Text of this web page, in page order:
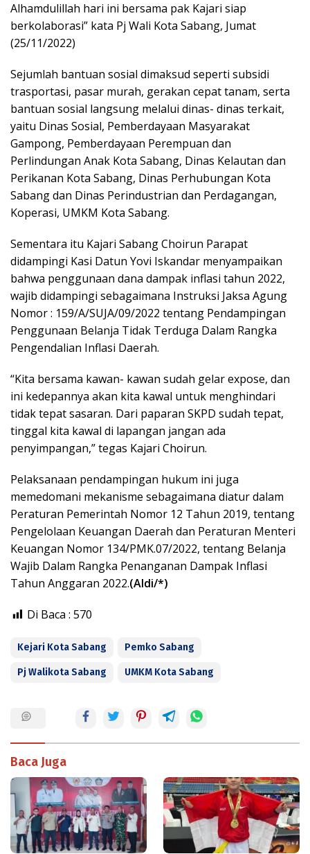
Alhamdulillah hari ini bersama pak Kajari siap
berkolaborasi” kata Pj Wali Kota Sabang, Jumat
(25/11/2022)
Sejumlah bantuan sosial dimaksud seperti subsidi
trasportasi, pasar murah, gerakan cepat tanam, serta
bantuan sosial langsung melalui dinas- dinas terkait,
yaitu Dinas Sosial, Pemberdayaan Masyarakat
Gampong, Pemberdayaan Perempuan dan
Perlindungan Anak Kota Sabang, Dinas Kelautan dan
Perikanan Kota Sabang, Dinas Perhubungan Kota
Sabang dan Dinas Perindustrian dan Perdagangan,
Koperasi, UMKM Kota Sabang.
Sementara itu Kajari Sabang Choirun Parapat
didampingi Kasi Datun Yovi Iskandar menyampaikan
bahwa penggunaan dana dampak inflasi tahun 2022,
wajib didampingi sebagaimana Instruksi Jaksa Agung
Nomor : 159/A/SUJA/09/2022 tentang Pendampingan
Penggunaan Belanja Tidak Terduga Dalam Rangka
Pengendalian Inflasi Daerah.
“Kita bersama kawan- kawan sudah gelar expose, dan
ini kedepannya akan kita kawal untuk menghindari
tidak tepat sasaran. Dari paparan SKPD sudah tepat,
tinggal kita kawal di lapangan jangan ada
penyimpangan,” tegas Kajari Choirun.
Pelaksanaan pendampingan hukum ini juga
memedomani mekanisme sebagaimana diatur dalam
Peraturan Pemerintah Nomor 12 Tahun 2019, tentang
Pengelolaan Keuangan Daerah dan Peraturan Menteri
Keuangan Nomor 134/PMK.07/2022, tentang Belanja
Wajib Dalam Rangka Penanganan Dampak Inflasi
Tahun Anggaran 2022.(Aldi/*)
Di Baca : 570
Kejari Kota Sabang Pemko Sabang
Pj Walikota Sabang UMKM Kota Sabang
Baca Juga